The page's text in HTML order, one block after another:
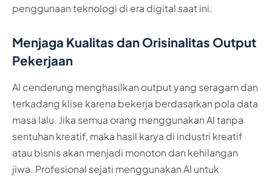
penggunaan teknologi di era digital saat ini.
Menjaga Kualitas dan Orisinalitas Output
Pekerjaan
AI cenderung menghasilkan output yang seragam dan
terkadang klise karena bekerja berdasarkan pola data
masa lalu. Jika semua orang menggunakan AI tanpa
sentuhan kreatif, maka hasil karya di industri kreatif
atau bisnis akan menjadi monoton dan kehilangan
jiwa. Profesional sejati menggunakan AI untuk